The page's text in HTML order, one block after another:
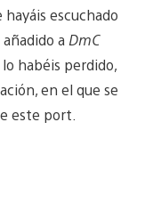
escuchado
a DmC
lo habéis perdido,
en el que se
este port.